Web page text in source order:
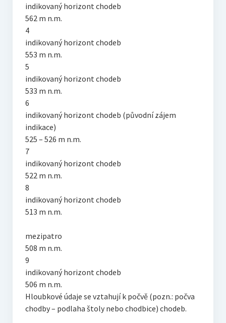
indikovaný horizont chodeb
562 m n.m.
4
indikovaný horizont chodeb
553 m n.m.
5
indikovaný horizont chodeb
533 m n.m.
6
indikovaný horizont chodeb (původní zájem
indikace)
525 – 526 m n.m.
7
indikovaný horizont chodeb
522 m n.m.
8
indikovaný horizont chodeb
513 m n.m.
mezipatro
508 m n.m.
9
indikovaný horizont chodeb
506 m n.m.
Hloubkové údaje se vztahují k počvě (pozn.: počva
chodby – podlaha štoly nebo chodbice) chodeb.